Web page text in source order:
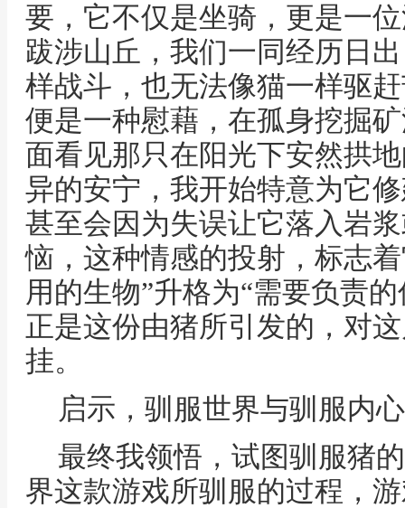
要，它不仅是坐骑，更是一
跋涉山丘，我们一同经历日
样战斗，也无法像猫一样驱
便是一种慰藉，在孤身挖掘
面看见那只在阳光下安然拱
异的安宁，我开始特意为它
甚至会因为失误让它落入岩
恼，这种情感的投射，标志
用的生物”升格为“需要负责
正是这份由猪所引发的，对
挂。
启示，驯服世界与驯服内心
最终我领悟，试图驯服猪
界这款游戏所驯服的过程，